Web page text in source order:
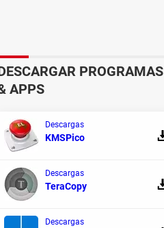
PROGRAMAS
APPS
Descargas
KMSPico
Descargas
TeraCopy
Descargas